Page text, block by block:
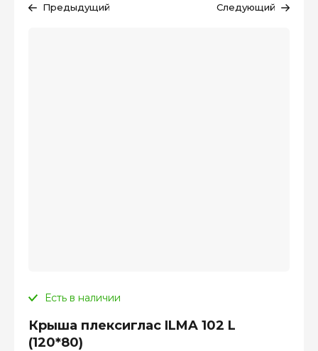
Предыдущий Следующий
Есть в наличии
Крыша плексиглас ILMA 102 L
(120*80)